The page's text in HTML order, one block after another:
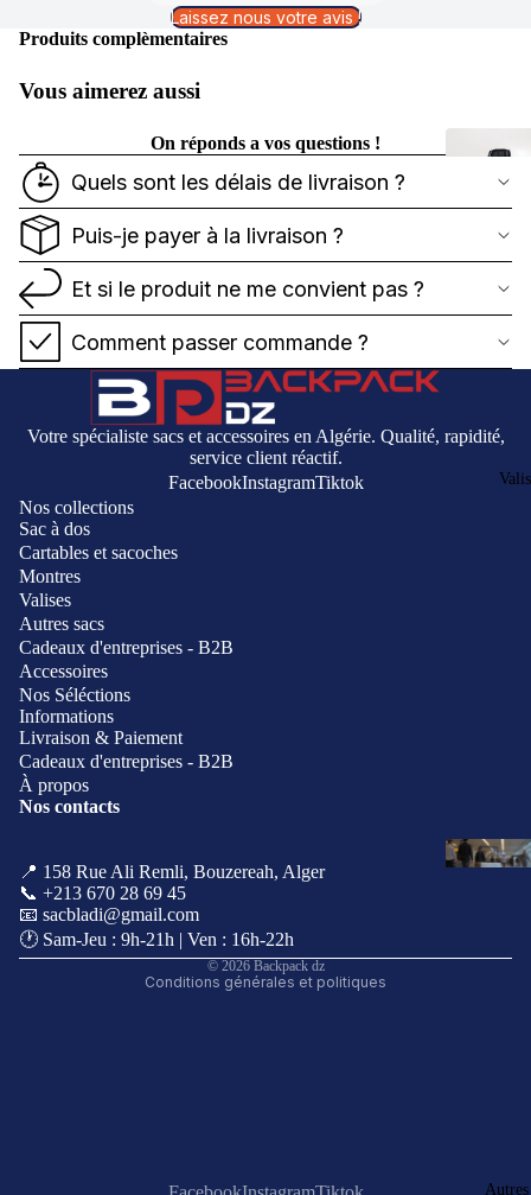
Autres
Laissez nous votre avis !
Produits complèmentaires
Vous aimerez aussi
On réponds a vos questions !
Quels sont les délais de livraison ?
Puis-je payer à la livraison ?
Et si le produit ne me convient pas ?
Comment passer commande ?
Votre spécialiste sacs et accessoires en Algérie. Qualité, rapidité,
service client réactif.
FacebookInstagramTiktok
Nos collections
Sac à dos
Cartables et sacoches
Montres
Valises
Autres sacs
Cadeaux d'entreprises - B2B
Accessoires
Nos Séléctions
Informations
Livraison & Paiement
Cadeaux d'entreprises - B2B
À propos
Nos contacts
📍 158 Rue Ali Remli, Bouzereah, Alger
📞 +213 670 28 69 45
📧 sacbladi@gmail.com
🕐 Sam-Jeu : 9h-21h | Ven : 16h-22h
© 2026 Backpack dz
Conditions générales et politiques
Politique de remboursement
Coordonnées
Conditions d’utilisation
Politique d’expédition